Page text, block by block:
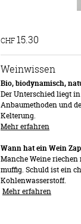
CHF15.30
Weinwissen
Bio, biodynamisch,
Der Unterschied liegt
Anbaumethoden und
Kelterung.
Mehr erfahren
Wann hat ein Wein
Manche Weine riechen
muffig. Schuld ist ein
Kohlenwasserstoff.
Mehr erfahren